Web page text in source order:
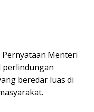
Pernyataan Menteri
perlindungan
beredar luas di